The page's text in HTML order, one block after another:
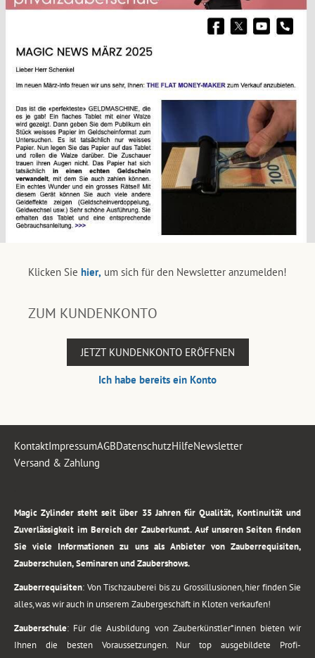
Klicken Sie hier, um sich für den Newsletter anzumelden!
ZUM KUNDENKONTO
JETZT KUNDENKONTO ERÖFFNEN
Ich habe bereits ein Konto
KontaktImpressumAGBDatenschutzHilfeNewsletter
Versand & Zahlung
Magic Zylinder steht seit über 35 Jahren für Qualität, Kontinuität und
Zuverlässigkeit im Bereich der Zauberkunst. Auf unseren Seiten finden
Sie viele Informationen zu uns als Anbieter von Zauberrequisiten,
Zauberschulen, Seminaren und Zaubershows.
Zauberrequisiten: Von Tischzauberei bis zu Grossillusionen, hier finden Sie
alles, was wir auch in unserem Zaubergeschäft in Kloten verkaufen!
Zauberschule: Für die Ausbildung von Zauberkünstler*innen bieten wir
Ihnen die besten Voraussetzungen. Nur top ausgebildete Profi-